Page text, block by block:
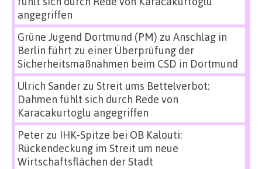
angegriffen
Grüne Jugend Dortmund (PM) zu Anschlag in
Berlin führt zu einer Überprüfung der
Sicherheitsmaßnahmen beim CSD in Dortmund
Ulrich Sanderzu Streit ums Bettelverbot:
Dahmen fühlt sich durch Rede von
Karacakurtoglu angegriffen
Peterzu IHK-Spitze bei OB Kalouti:
Rückendeckung im Streit um neue
Wirtschaftsflächen der Stadt